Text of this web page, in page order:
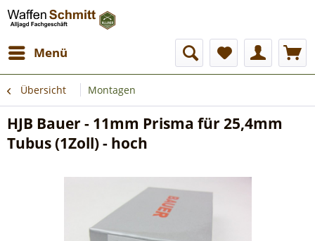
Menü
Übersicht Montagen
HJB Bauer - 11mm Prisma für 25,4mm
Tubus (1Zoll) - hoch